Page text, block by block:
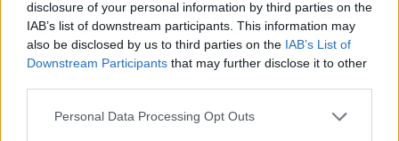
disclosure of your personal information by third parties on the
IAB’s list of downstream participants. This information may
also be disclosed by us to third parties on the IAB’s List of
Downstream Participants that may further disclose it to other
Please note that this website/app uses one or more Google
Personal Data Processing Opt Outs